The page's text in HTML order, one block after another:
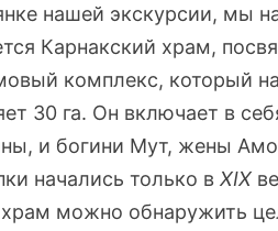
нашей экскурсии, мы
Карнакский храм,
комплекс, который
30 га. Он включает в
и богини Мут, жены
начались только в XIX
можно обнаружить